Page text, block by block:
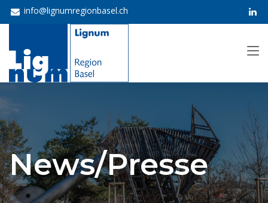
info@lignumregionbasel.ch
News/Presse